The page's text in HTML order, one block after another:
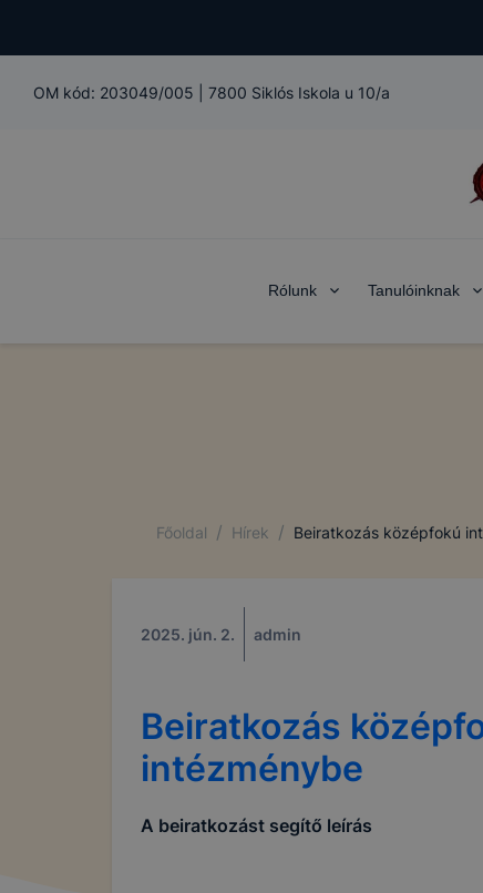
OM kód: 203049/005 7800 Siklós Iskola u 10/a
Rólunk Tanulóinknak
Főoldal / Hírek / Beiratkozás középfokú
2025. jún. 2. admin
Beiratkozás
intézménybe
A beiratkozást segítő leírás